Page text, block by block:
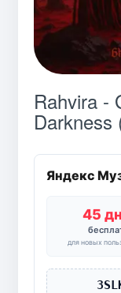
Rahvira -
Darkness
Яндекс
45
для новых